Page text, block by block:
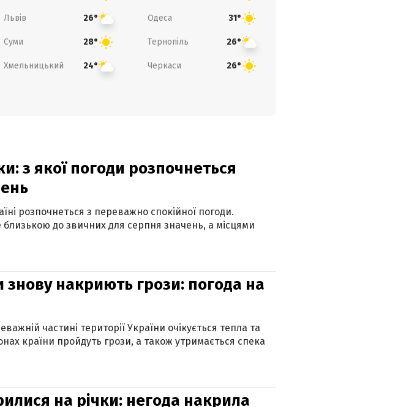
Львів 26° Одеса 31°
Суми 28° Тернопіль 26°
Хмельницький 24° Черкаси 26°
з якої погоди розпочнеться
розпочнеться з переважно спокійної погоди.
близькою до звичних для серпня значень, а місцями
знову накриють грози: погода на
частині території України очікується тепла та
країни пройдуть грози, а також утримається спека
на річки: негода накрила